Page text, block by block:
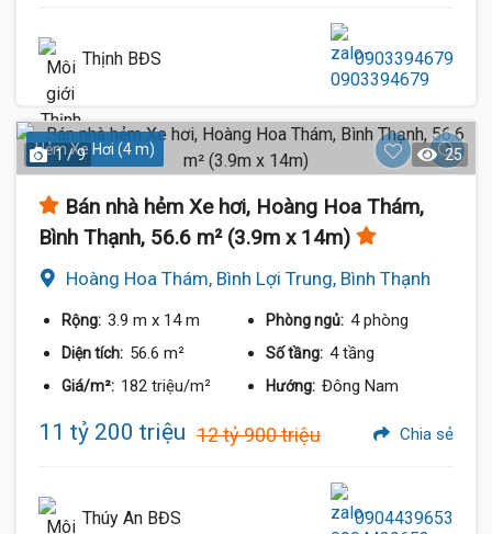
Thịnh BĐS 0903394679
Hẻm Xe Hơi (4 m)
1 / 9 25
Bán nhà hẻm Xe hơi, Hoàng Hoa Thám,
Bình Thạnh, 56.6 m² (3.9m x 14m)
Hoàng Hoa Thám, Bình Lợi Trung, Bình Thạnh
Rộng: 3.9 m x 14 m Phòng ngủ: 4 phòng
Diện tích: 56.6 m² Số tầng: 4 tầng
Giá/m²: 182 triệu/m² Hướng: Đông Nam
11 tỷ 200 triệu 12 tỷ 900 triệu Chia sẻ
Thúy An BĐS 0904439653